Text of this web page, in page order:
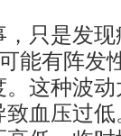
只是发
能有阵发
这种波
血压过